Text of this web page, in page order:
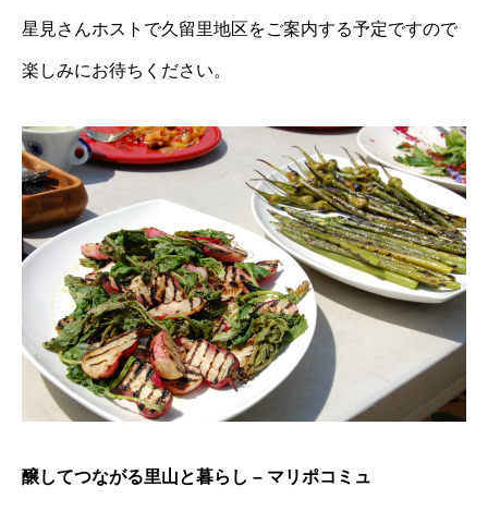
星見さんホストで久留里地区をご案内する予定ですので
楽しみにお待ちください。
醸してつながる里山と暮らし – マリポコミュ